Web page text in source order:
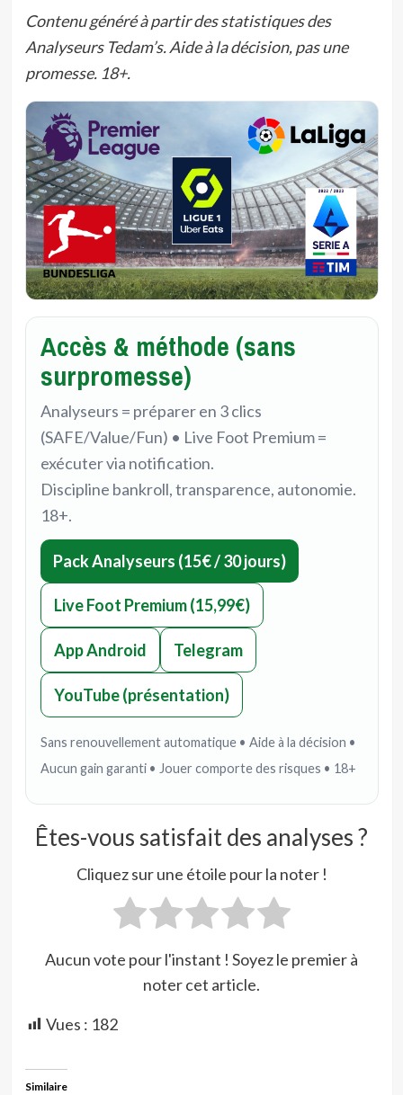
Contenu généré à partir des statistiques des
Analyseurs Tedam’s. Aide à la décision, pas une
promesse. 18+.
Accès & méthode (sans
surpromesse)
Analyseurs = préparer en 3 clics
(SAFE/Value/Fun) • Live Foot Premium =
exécuter via notification.
Discipline bankroll, transparence, autonomie.
18+.
Pack Analyseurs (15€ / 30 jours)
Live Foot Premium (15,99€)
App Android Telegram
YouTube (présentation)
Sans renouvellement automatique • Aide à la décision •
Aucun gain garanti • Jouer comporte des risques • 18+
Êtes-vous satisfait des analyses ?
Cliquez sur une étoile pour la noter !
Aucun vote pour l'instant ! Soyez le premier à
noter cet article.
Vues : 182
Similaire